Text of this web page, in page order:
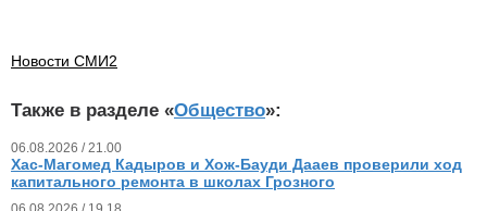
Новости СМИ2
Также в разделе «Общество»:
06.08.2026 / 21.00
Хас-Магомед Кадыров и Хож-Бауди Дааев проверили ход
капитального ремонта в школах Грозного